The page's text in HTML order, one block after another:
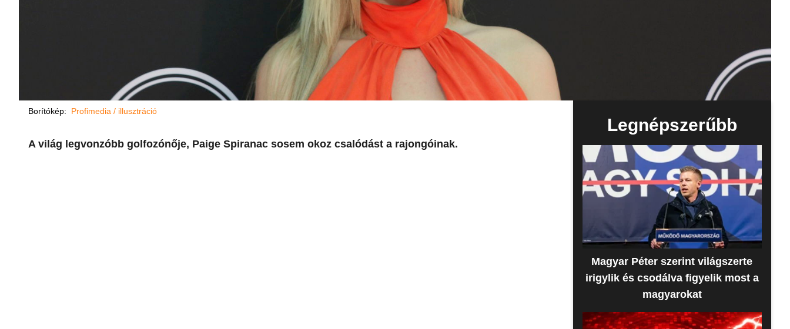
Borítókép: Profimedia / illusztráció
A világ legvonzóbb golfozónője, Paige Spiranac sosem okoz csalódást a rajongóinak.
Legnépszerűbb
Magyar Péter szerint világszerte
irigylik és csodálva figyelik most a
magyarokat